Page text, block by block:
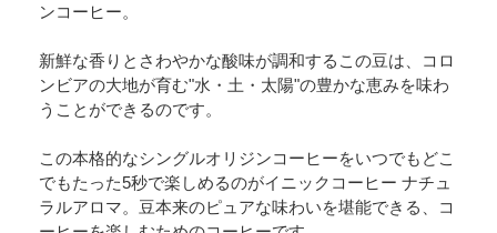
ンコーヒー。
新鮮な香りとさわやかな酸味が調和するこの豆は、コロ
ンビアの大地が育む"水・土・太陽"の豊かな恵みを味わ
うことができるのです。
この本格的なシングルオリジンコーヒーをいつでもどこ
でもたった5秒で楽しめるのがイニックコーヒー ナチュ
ラルアロマ。豆本来のピュアな味わいを堪能できる、コ